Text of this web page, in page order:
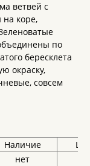
ветвей с
коре,
по
бересклета
окраску,
совсем
Наличие
нет